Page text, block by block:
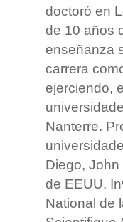
doctoró en
de 10 años
enseñanza
carrera
ejerciendo,
Nanterre.
Diego,
de EEUU.
National de